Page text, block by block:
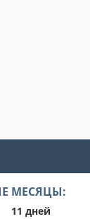
МЕСЯЦЫ:
11 дней